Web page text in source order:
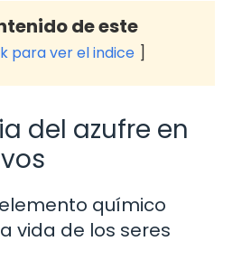
de este
para ver el indice
del azufre en
químico
vida de los seres